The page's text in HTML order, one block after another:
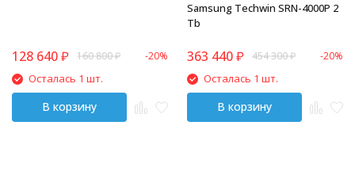
128 640₽ 160 800₽ -20%
Осталась 1 шт.
В корзину
Samsung Techwin SRN-4000P 2
Tb
363 440₽ 454 300₽ -20%
Осталась 1 шт.
В корзину